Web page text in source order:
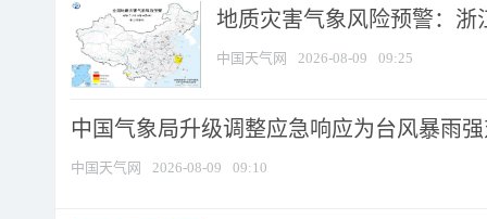
地质灾害气象风险预警：浙
中国天气网 2026-08-09 09:25
中国气象局升级调整应急响应为台风暴雨
中国天气网 2026-08-09 09:10